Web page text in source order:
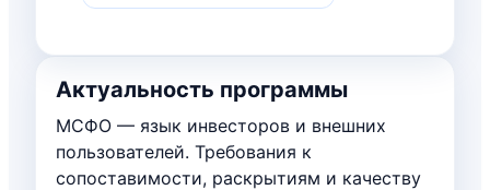
Актуальность программы
МСФО — язык инвесторов и внешних
пользователей. Требования к
сопоставимости, раскрытиям и качеству